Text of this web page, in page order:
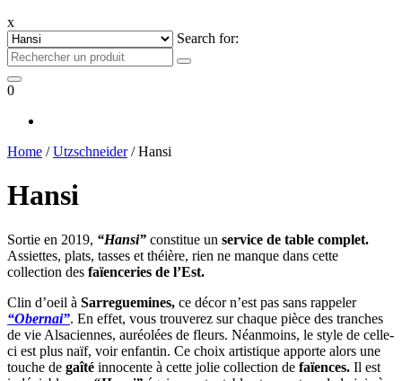
x
Search for:
0
Home /Utzschneider/ Hansi
Hansi
Sortie en 2019, “Hansi” constitue un service de table complet.
Assiettes, plats, tasses et théière, rien ne manque dans cette
collection des faïenceries de l’Est.
Clin d’oeil à Sarreguemines, ce décor n’est pas sans rappeler
“Obernai”. En effet, vous trouverez sur chaque pièce des tranches
de vie Alsaciennes, auréolées de fleurs. Néanmoins, le style de celle-
ci est plus naïf, voir enfantin. Ce choix artistique apporte alors une
touche de gaîté innocente à cette jolie collection de faïences. Il est